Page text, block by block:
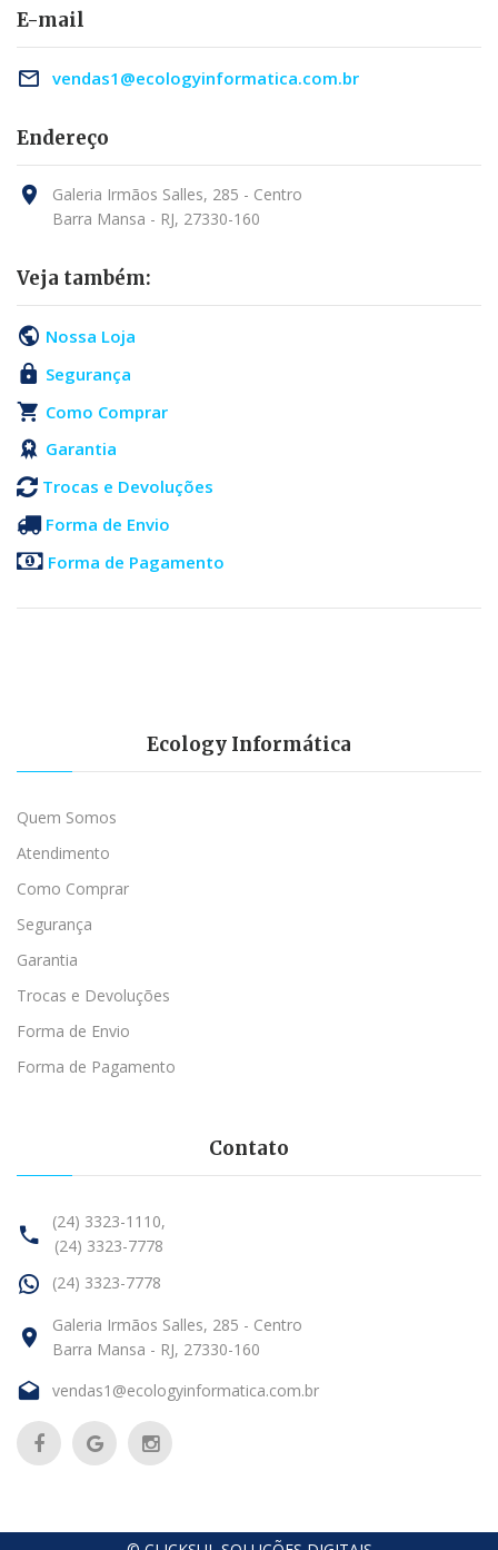
E-mail
vendas1@ecologyinformatica.com.br
Endereço
Galeria Irmãos Salles, 285 - Centro
Barra Mansa - RJ, 27330-160
Veja também:
Nossa Loja
Segurança
Como Comprar
Garantia
Trocas e Devoluções
Forma de Envio
Forma de Pagamento
Ecology Informática
Quem Somos
Atendimento
Como Comprar
Segurança
Garantia
Trocas e Devoluções
Forma de Envio
Forma de Pagamento
Contato
(24) 3323-1110,
(24) 3323-7778
(24) 3323-7778
Galeria Irmãos Salles, 285 - Centro
Barra Mansa - RJ, 27330-160
vendas1@ecologyinformatica.com.br